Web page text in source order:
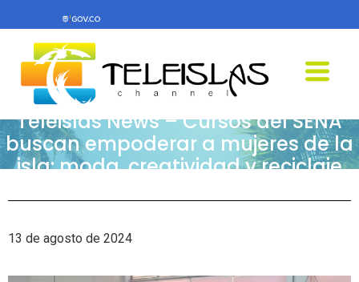
Teleislas News – Cursos del SENA
buscan empoderar a mujeres de la
isla: moda, creatividad y reciclaje
13 de agosto de 2024